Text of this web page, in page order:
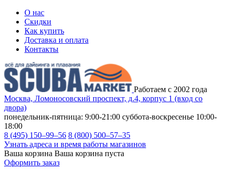
О нас
Скидки
Как купить
Доставка и оплата
Контакты
Работаем с 2002 года
Москва, Ломоносовский проспект, д.4, корпус 1 (вход со
двора)
понедельник-пятница: 9:00-21:00 суббота-воскресенье 10:00-
18:00
8 (495) 150–99–56 8 (800) 500–57–35
Узнать адреса и время работы магазинов
Ваша корзина Ваша корзина пуста
Оформить заказ